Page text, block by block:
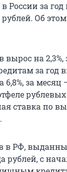
за год
рублей. Об этом
на 2,3%,
за год
за месяц
рублевых
ставка по
в РФ,
рублей, с